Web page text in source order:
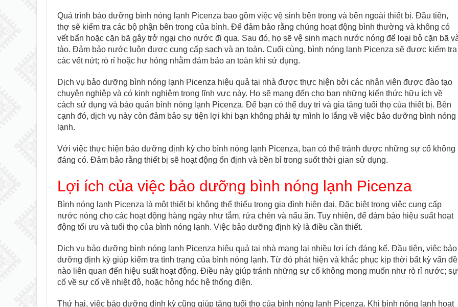
Quá trình bảo dưỡng bình nóng lạnh Picenza bao gồm việc vệ sinh bên trong và bên ngoài thiết bị. Đầu tiên,
thợ sẽ kiểm tra các bộ phận bên trong của bình. Để đảm bảo rằng chúng hoạt động bình thường và không có
vết bẩn hoặc cặn bã gây trở ngại cho nước đi qua. Sau đó, họ sẽ vệ sinh mạch nước nóng để loại bỏ cặn bã
tảo. Đảm bảo nước luôn được cung cấp sạch và an toàn. Cuối cùng, bình nóng lạnh Picenza sẽ được kiểm tra
các vết nứt; rò rỉ hoặc hư hỏng nhằm đảm bảo an toàn khi sử dụng.
Dịch vụ bảo dưỡng bình nóng lạnh Picenza hiệu quả tại nhà được thực hiện bởi các nhân viên được đào tạo
chuyên nghiệp và có kinh nghiệm trong lĩnh vực này. Họ sẽ mang đến cho bạn những kiến thức hữu ích về
cách sử dụng và bảo quản bình nóng lạnh Picenza. Để bạn có thể duy trì và gia tăng tuổi thọ của thiết bị. Bên
cạnh đó, dịch vụ này còn đảm bảo sự tiện lợi khi bạn không phải tự mình lo lắng về việc bảo dưỡng bình nóng
lạnh.
Với việc thực hiện bảo dưỡng định kỳ cho bình nóng lạnh Picenza, bạn có thể tránh được những sự cố không
đáng có. Đảm bảo rằng thiết bị sẽ hoạt động ổn định và bền bỉ trong suốt thời gian sử dụng.
Lợi ích của việc bảo dưỡng bình nóng lạnh Picenza
Bình nóng lạnh Picenza là một thiết bị không thể thiếu trong gia đình hiện đại. Đặc biệt trong việc cung cấp
nước nóng cho các hoạt động hàng ngày như tắm, rửa chén và nấu ăn. Tuy nhiên, để đảm bảo hiệu suất hoạt
động tối ưu và tuổi thọ của bình nóng lạnh. Việc bảo dưỡng định kỳ là điều cần thiết.
Dịch vụ bảo dưỡng bình nóng lạnh Picenza hiệu quả tại nhà mang lại nhiều lợi ích đáng kể. Đầu tiên, việc bảo
dưỡng định kỳ giúp kiểm tra tình trạng của bình nóng lạnh. Từ đó phát hiện và khắc phục kịp thời bất kỳ vấn đề
nào liên quan đến hiệu suất hoạt động. Điều này giúp tránh những sự cố không mong muốn như rò rỉ nước; sự
cố về sự cố về nhiệt độ, hoặc hỏng hóc hệ thống điện.
Thứ hai, việc bảo dưỡng định kỳ cũng giúp tăng tuổi thọ của bình nóng lạnh Picenza. Khi bình nóng lạnh hoạt